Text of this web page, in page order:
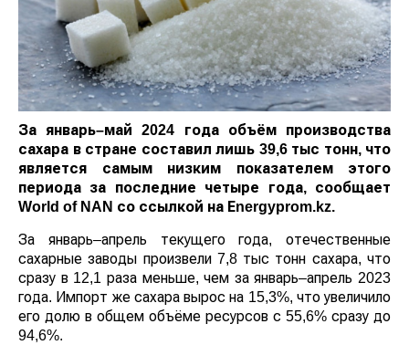
За январь–май 2024 года объём производства
сахара в стране составил лишь 39,6 тыс тонн, что
является самым низким показателем этого
периода за последние четыре года, сообщает
World of NAN со ссылкой на Еnergyprom.kz.
За январь–апрель текущего года, отечественные
сахарные заводы произвели 7,8 тыс тонн сахара, что
сразу в 12,1 раза меньше, чем за январь–апрель 2023
года. Импорт же сахара вырос на 15,3%, что
увеличило его долю в общем объёме ресурсов с
55,6% сразу до 94,6%.